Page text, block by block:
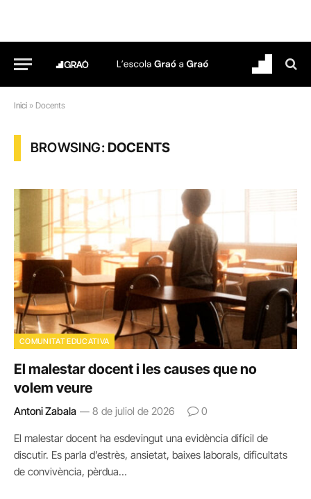
Inici » Docents
BROWSING:DOCENTS
COMUNITAT EDUCATIVA
El malestar docent i les causes que no
volem veure
Antoni Zabala 8 de juliol de 2026 0
El malestar docent ha esdevingut una evidència difícil de
discutir. Es parla d’estrès, ansietat, baixes laborals, dificultats
de convivència, pèrdua…